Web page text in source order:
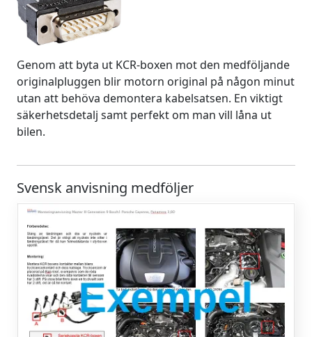
Genom att byta ut KCR-boxen mot den medföljande
originalpluggen blir motorn original på någon minut
utan att behöva demontera kabelsatsen. En viktigt
säkerhetsdetalj samt perfekt om man vill låna ut
bilen.
Svensk anvisning medföljer